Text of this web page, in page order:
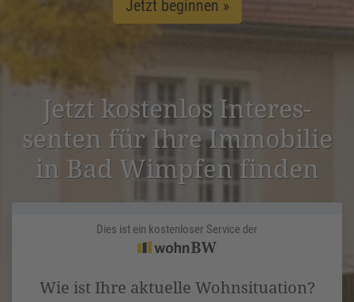
Jetzt beginnen »
Jetzt kostenlos Inter­es­
senten für Ihre Immobilie
in Bad Wimpfen finden
Dies ist ein kostenloser Service der
Wie ist Ihre aktuelle Wohnsituation?